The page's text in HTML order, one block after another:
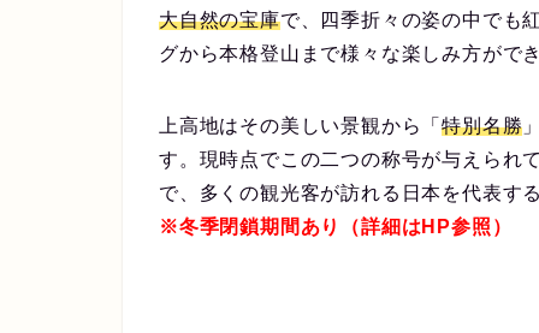
大自然の宝庫で、四季折々の姿の中でも
グから本格登山まで様々な楽しみ方がで
上高地はその美しい景観から「特別名勝
す。現時点でこの二つの称号が与えられ
で、多くの観光客が訪れる日本を代表す
※冬季閉鎖期間あり（詳細はHP参照）